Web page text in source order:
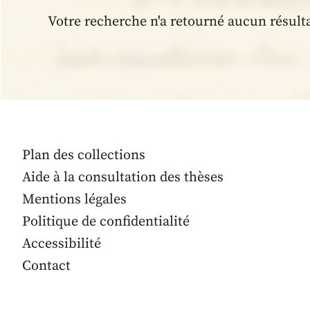
Votre recherche n'a retourné aucun
Plan des collections
Aide à la consultation des thèses
Mentions légales
Politique de confidentialité
Accessibilité
Contact